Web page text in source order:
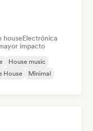
houseElectrónica
impacto
House music
House
Minimal